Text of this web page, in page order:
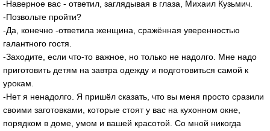
-Наверное вас - ответил, заглядывая в глаза, Михаил Кузьмич.
-Позвольте пройти?
-Да, конечно -ответила женщина, сражённая уверенностью
галантного гостя.
-Заходите, если что-то важное, но только не надолго. Мне надо
приготовить детям на завтра одежду и подготовиться самой к
урокам.
-Нет я ненадолго. Я пришёл сказать, что вы меня просто сразили
своими заготовками, которые стоят у вас на кухонном окне,
порядком в доме, умом и вашей красотой. Со мной никогда